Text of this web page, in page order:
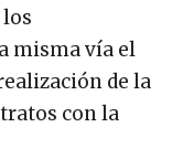
misma vía el
de la
con la